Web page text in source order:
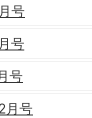
号
号
号
月号